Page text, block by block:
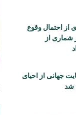
از احتمال وقوع
شماری از
جهانی از احیای
شد